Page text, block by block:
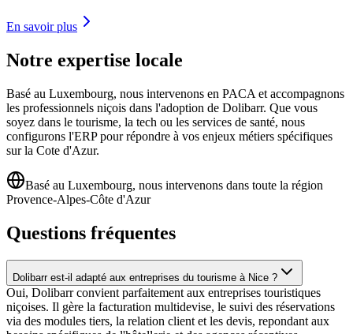
En savoir plus
Notre expertise locale
Basé au Luxembourg, nous intervenons en PACA et accompagnons
les professionnels niçois dans l'adoption de Dolibarr. Que vous
soyez dans le tourisme, la tech ou les services de santé, nous
configurons l'ERP pour répondre à vos enjeux métiers spécifiques
sur la Cote d'Azur.
Basé au Luxembourg, nous intervenons dans toute la région
Provence-Alpes-Côte d'Azur
Questions fréquentes
Dolibarr est-il adapté aux entreprises du tourisme à Nice ?
Oui, Dolibarr convient parfaitement aux entreprises touristiques
niçoises. Il gère la facturation multidevise, le suivi des réservations
via des modules tiers, la relation client et les devis, repondant aux